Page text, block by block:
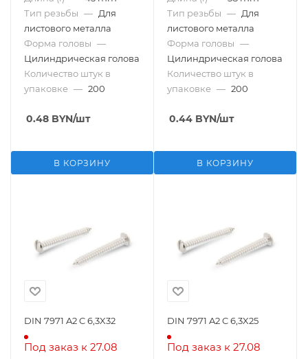
Тип резьбы — Для
листового металла
Форма головы —
Цилиндрическая голова
Количество штук в
упаковке — 200
0.48 BYN/шт
В КОРЗИНУ
Тип резьбы — Для
листового металла
Форма головы —
Цилиндрическая голова
Количество штук в
упаковке — 200
0.44 BYN/шт
В КОРЗИНУ
DIN 7971 A2 C 6,3X32
Под заказ к 27.08
DIN 7971 A2 C 6,3X25
Под заказ к 27.08